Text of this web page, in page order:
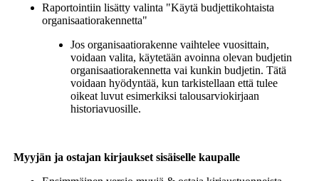
Raportointiin lisätty valinta "Käytä budjettikohtaista
organisaatiorakennetta"
Jos organisaatiorakenne vaihtelee vuosittain,
voidaan valita, käytetään avoinna olevan budjetin
organisaatiorakennetta vai kunkin budjetin. Tätä
voidaan hyödyntää, kun tarkistellaan että tulee
oikeat luvut esimerkiksi talousarviokirjaan
historiavuosille.
Myyjän ja ostajan kirjaukset sisäiselle kaupalle